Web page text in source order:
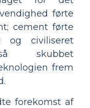
førte
cement førte
civiliseret
skubbet
frem
forekomst af